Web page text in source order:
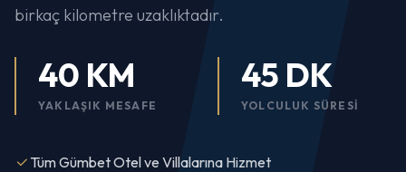
birkaç kilometre uzaklıktadır.
40 KM
YAKLAŞIK MESAFE
45 DK
YOLCULUK SÜRESI
Tüm Gümbet Otel ve Villalarına Hizmet